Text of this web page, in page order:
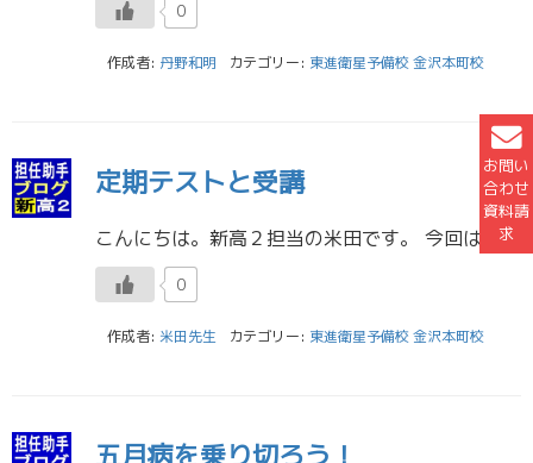
お問い
合わせ
資料請
求
0
作成者: 丹野和明 カテゴリー: 東進衛星予備校 金沢本町校
定期テストと受講
こんにちは。新高２担当の米田です。 今回は定期テストと東進の両立に関して書きたいと思います。 なかなか定期テスト前になると東進の受講や勉強は進みませんよね、誰もがそのような状況に陥ってしまうと思います。 ／ 私が担当して […]
0
作成者: 米田先生 カテゴリー: 東進衛星予備校 金沢本町校
五月病を乗り切ろう！